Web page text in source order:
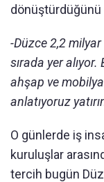
dönüştürdüğünü
-Düzce 2,2
sırada yer
ahşap ve
anlatıyoruz
O günlerde iş
kuruluşlar
tercih bugün